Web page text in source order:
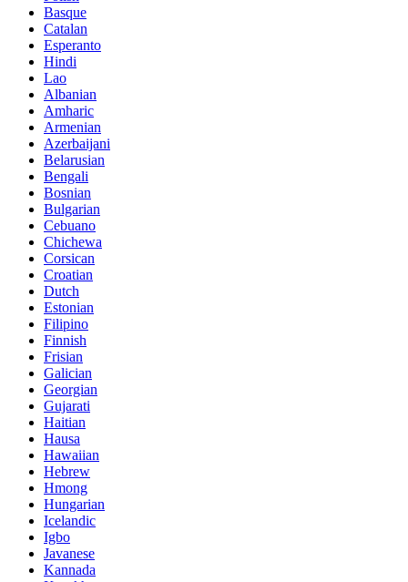
Basque
Catalan
Esperanto
Hindi
Lao
Albanian
Amharic
Armenian
Azerbaijani
Belarusian
Bengali
Bosnian
Bulgarian
Cebuano
Chichewa
Corsican
Croatian
Dutch
Estonian
Filipino
Finnish
Frisian
Galician
Georgian
Gujarati
Haitian
Hausa
Hawaiian
Hebrew
Hmong
Hungarian
Icelandic
Igbo
Javanese
Kannada